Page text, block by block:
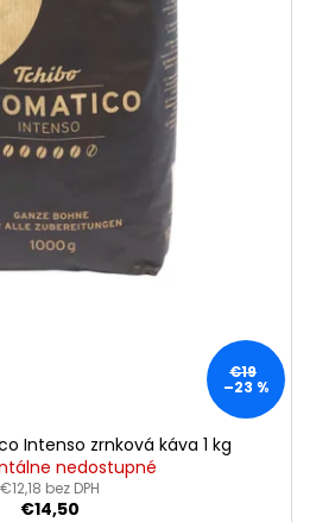
€19
–23 %
Intenso zrnková káva 1 kg
nedostupné
€12,18 bez DPH
€14,50